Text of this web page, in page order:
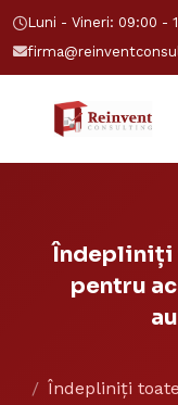
Luni - Vineri: 09:00 -
Îndepliniți
pentru
Îndepliniți